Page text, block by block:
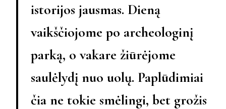
istorijos jausmas. Dieną
vaikščiojome po archeologinį
parką, o vakare žiūrėjome
saulėlydį nuo uolų. Paplūdimiai
čia ne tokie smėlingi, bet grožis